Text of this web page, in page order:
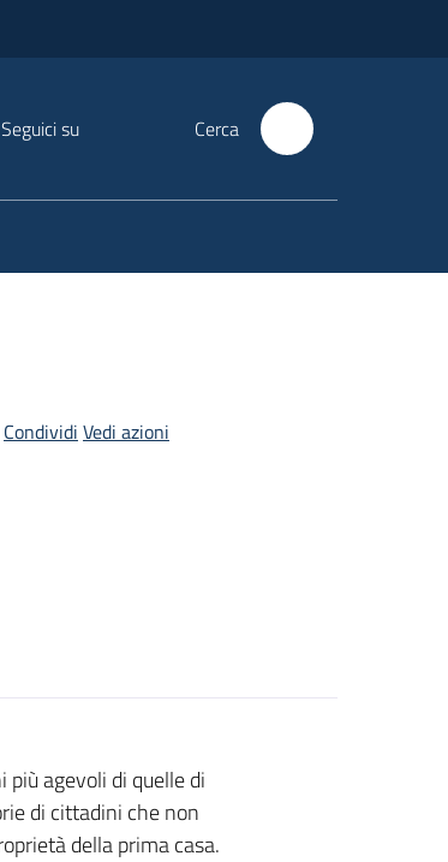
Seguici su Cerca
Condividi Vedi azioni
più agevoli di quelle di
di cittadini che non
della prima casa.